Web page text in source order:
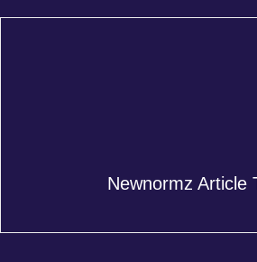
Newnormz Article